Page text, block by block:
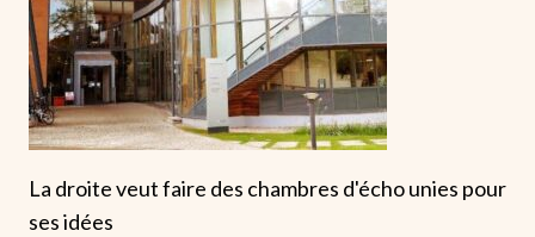
La droite veut faire des chambres d'écho unies pour
ses idées